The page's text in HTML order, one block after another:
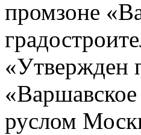
промзоне
«Утвержден
руслом